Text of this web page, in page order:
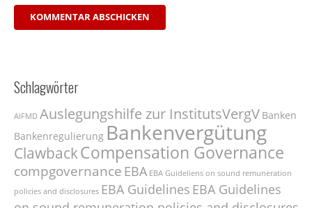
KOMMENTAR ABSCHICKEN
Schlagwörter
AIFMD Auslegungshilfe zur InstitutsVergV Banken
Bankenregulierung Bankenvergütung
ClawbackCompensation Governance
compgovernance EBA EBA Guideliens on sound remuneration
policies and disclosures EBA Guidelines EBA Guidelines